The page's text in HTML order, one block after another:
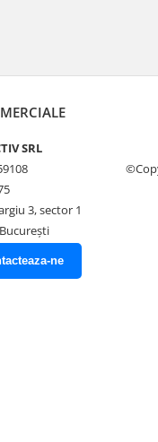
SRL
3, sector 1
ne